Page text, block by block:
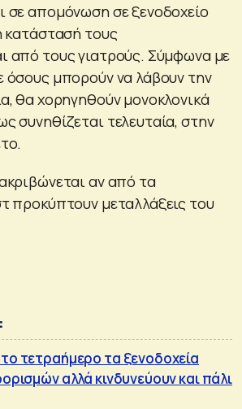
σε απομόνωση σε ξενοδοχείο
κατάστασή τους
από τους γιατρούς. Σύμφωνα με
όσους μπορούν να λάβουν την
θα χορηγηθούν μονοκλονικά
συνηθίζεται τελευταία, στην
αν από τα
προκύπτουν μεταλλάξεις του
τετραήμερο τα ξενοδοχεία
αλλά κινδυνεύουν και πάλι